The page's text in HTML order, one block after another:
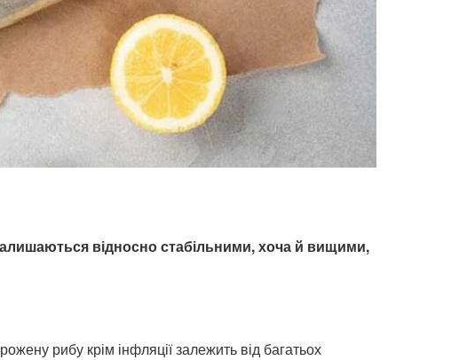
відносно стабільними, хоча й вищими,
рибу крім інфляції залежить від багатьох